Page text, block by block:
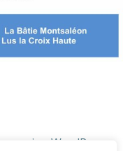
using WordPress